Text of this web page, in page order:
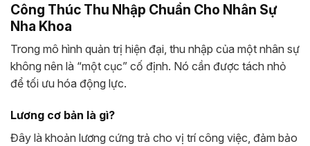
Công Thúc Thu Nhập Chuẩn Cho Nhân Sự
Nha Khoa
Trong mô hình quản trị hiện đại, thu nhập của một nhân sự
không nên là “một cục” cố định. Nó cần được tách nhỏ
để tối ưu hóa động lực.
Lương cơ bản là gì?
Đây là khoản lương cứng trả cho vị trí công việc, đảm bảo